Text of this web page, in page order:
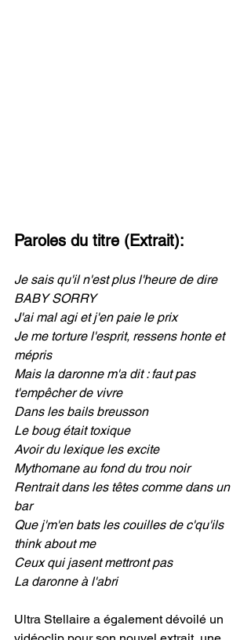
Paroles du titre (Extrait):
Je sais qu'il n'est plus l'heure de dire
BABY SORRY
J'ai mal agi et j'en paie le prix
Je me torture l'esprit, ressens honte et
mépris
Mais la daronne m'a dit : faut pas
t'empêcher de vivre
Dans les bails breusson
Le boug était toxique
Avoir du lexique les excite
Mythomane au fond du trou noir
Rentrait dans les têtes comme dans un
bar
Que j'm'en bats les couilles de c'qu'ils
think about me
Ceux qui jasent mettront pas
La daronne à l'abri
Ultra Stellaire a également dévoilé un